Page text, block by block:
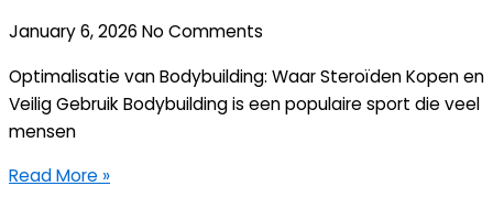
January 6, 2026 No Comments
Optimalisatie van Bodybuilding: Waar Steroïden Kopen en
Veilig Gebruik Bodybuilding is een populaire sport die veel
mensen
Read More »